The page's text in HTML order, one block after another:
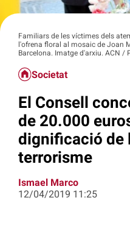
Familiars de les víctimes dels
l'ofrena floral al mosaic de Joan
Barcelona. Imatge d'arxiu. ACN /
Societat
El Consell
de 20.000
dignificació de
terrorisme
Ismael Marco
12/04/2019 11:25